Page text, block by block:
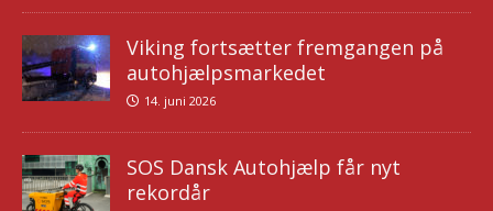
Viking fortsætter fremgangen på
autohjælpsmarkedet
14. juni 2026
SOS Dansk Autohjælp får nyt
rekordår